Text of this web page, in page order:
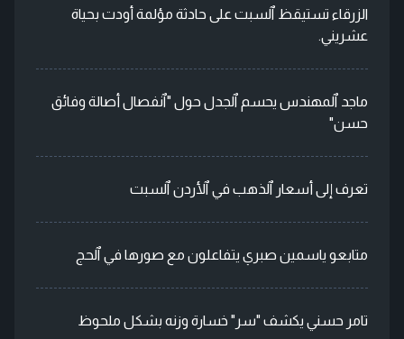
الزرقاء تستيقظ ٱلسبت على حادثة مؤلمة أودت بحياة
عشريني.
ماجد ٱلمهندس يحسم ٱلجدل حول "ٱنفصال أصالة وفائق
حسن"
تعرف إلى أسعار ٱلذهب في ٱلأردن ٱلسبت
متابعو ياسمين صبري يتفاعلون مع صورها في ٱلحج
تامر حسني يكشف "سر" خسارة وزنه بشكل ملحوظ